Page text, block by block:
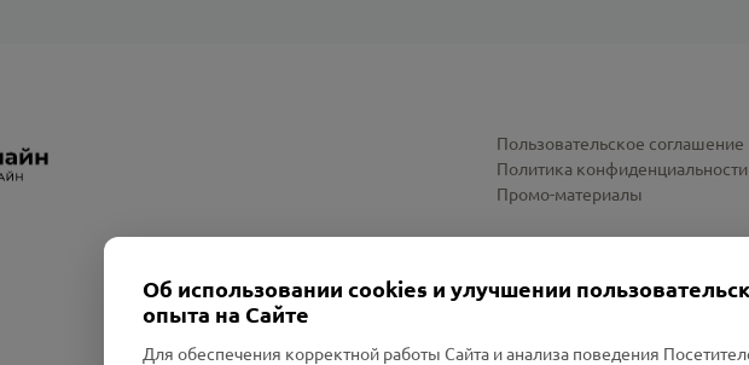
Пользовательское соглашение
Политика конфиденциальности
Промо-материалы
Об использовании cookies и улучшении
опыта на Сайте
Для обеспечения корректной работы Сайта и анализа поведения